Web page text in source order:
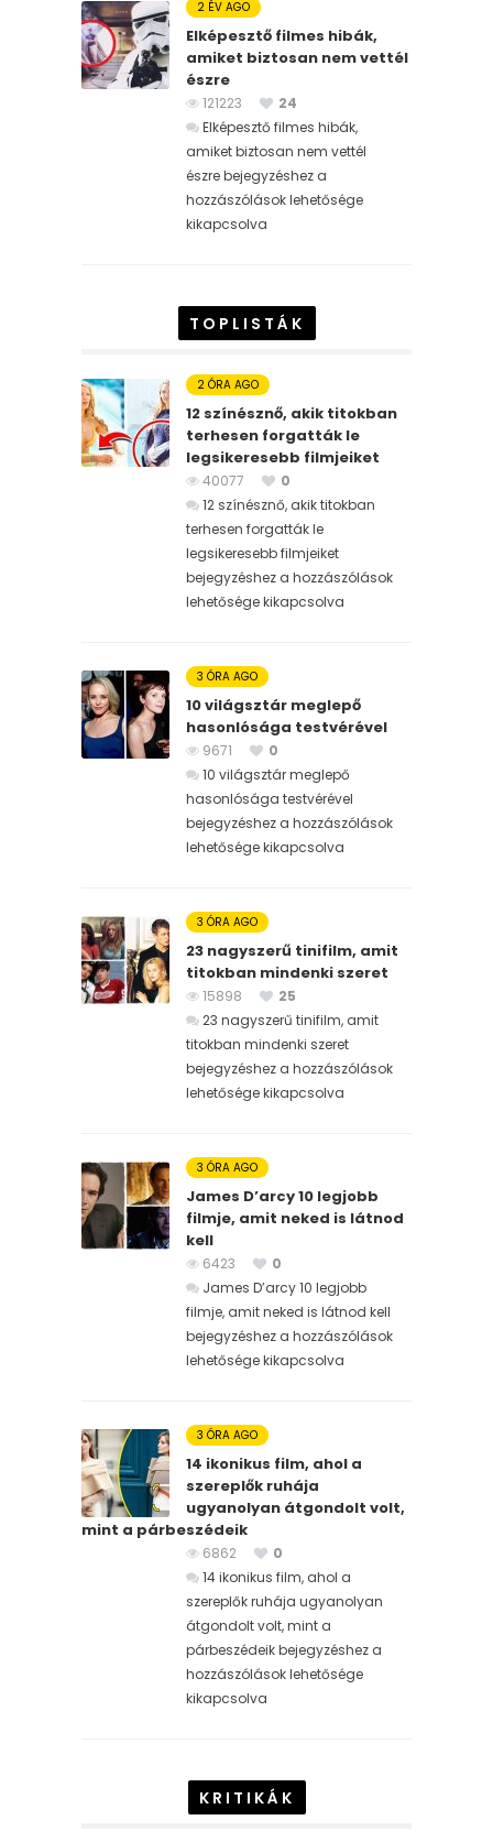
2 ÉV AGO
Elképesztő filmes hibák,
amiket biztosan nem vettél
észre
121223
24
Elképesztő filmes hibák,
amiket biztosan nem vettél
észre bejegyzéshez a
hozzászólások lehetősége
kikapcsolva
TOPLISTÁK
2 ÓRA AGO
12 színésznő, akik titokban
terhesen forgatták le
legsikeresebb filmjeiket
40077
0
12 színésznő, akik titokban
terhesen forgatták le
legsikeresebb filmjeiket
bejegyzéshez a hozzászólások
lehetősége kikapcsolva
3 ÓRA AGO
10 világsztár meglepő
hasonlósága testvérével
9671
0
10 világsztár meglepő
hasonlósága testvérével
bejegyzéshez a hozzászólások
lehetősége kikapcsolva
3 ÓRA AGO
23 nagyszerű tinifilm, amit
titokban mindenki szeret
15898
25
23 nagyszerű tinifilm, amit
titokban mindenki szeret
bejegyzéshez a hozzászólások
lehetősége kikapcsolva
3 ÓRA AGO
James D’arcy 10 legjobb
filmje, amit neked is látnod
kell
6423
0
James D’arcy 10 legjobb
filmje, amit neked is látnod kell
bejegyzéshez a hozzászólások
lehetősége kikapcsolva
3 ÓRA AGO
14 ikonikus film, ahol a
szereplők ruhája
ugyanolyan átgondolt volt,
mint a párbeszédeik
6862
0
14 ikonikus film, ahol a
szereplők ruhája ugyanolyan
átgondolt volt, mint a
párbeszédeik bejegyzéshez a
hozzászólások lehetősége
kikapcsolva
KRITIKÁK